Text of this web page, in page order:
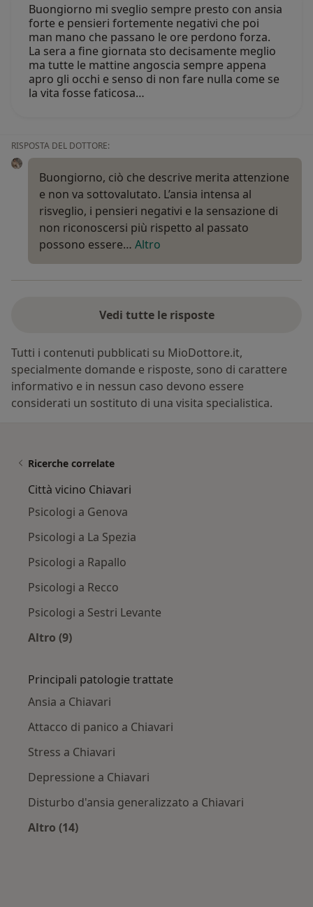
Buongiorno mi sveglio sempre presto con ansia
forte e pensieri fortemente negativi che poi
man mano che passano le ore perdono forza.
La sera a fine giornata sto decisamente meglio
ma tutte le mattine angoscia sempre appena
apro gli occhi e senso di non fare nulla come se
la vita fosse faticosa…
RISPOSTA DEL DOTTORE:
Buongiorno, ciò che descrive merita attenzione
e non va sottovalutato. L’ansia intensa al
risveglio, i pensieri negativi e la sensazione di
non riconoscersi più rispetto al passato
possono essere… Altro
Vedi tutte le risposte
Tutti i contenuti pubblicati su MioDottore.it,
specialmente domande e risposte, sono di carattere
informativo e in nessun caso devono essere
considerati un sostituto di una visita specialistica.
Ricerche correlate
Città vicino Chiavari
Psicologi a Genova
Psicologi a La Spezia
Psicologi a Rapallo
Psicologi a Recco
Psicologi a Sestri Levante
Altro (9)
Principali patologie trattate
Ansia a Chiavari
Attacco di panico a Chiavari
Stress a Chiavari
Depressione a Chiavari
Disturbo d'ansia generalizzato a Chiavari
Altro (14)